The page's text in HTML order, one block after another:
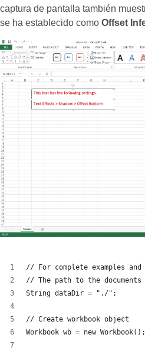
captura de pantalla también
se ha establecido como Offset
// For complete examples
// The path to the
String dataDir = "./";
// Create workbook object
Workbook wb = new Workbook();